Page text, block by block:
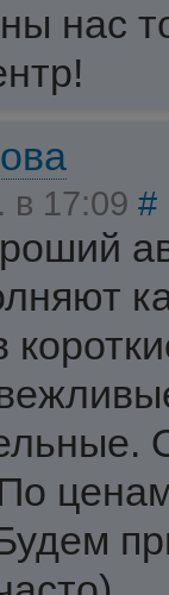
нас
в 17:09 #